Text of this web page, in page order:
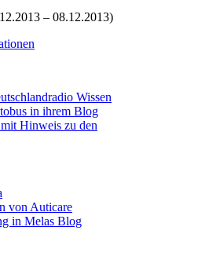
– 08.12.2013)
Wissen
in ihrem Blog
Hinweis zu den
von Auticare
in Melas Blog